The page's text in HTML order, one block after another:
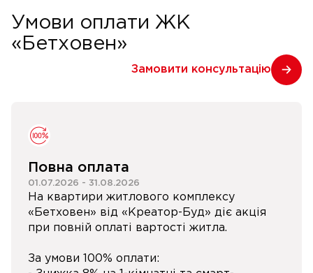
Умови оплати ЖК
«Бетховен»
Замовити консультацію
Повна оплата
01.07.2026 - 31.08.2026
На квартири житлового комплексу
«Бетховен» від «Креатор-Буд» діє акція
при повній оплаті вартості житла.
За умови 100% оплати: